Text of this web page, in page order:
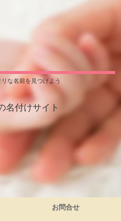
な名前を見つけよう
名付けサイト
お問合せ